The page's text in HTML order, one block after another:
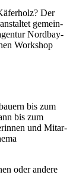
Der
gemein­
Nord­bay­
Work­shop
bis zum
bis zum
und Mit­ar­
oder ande­re